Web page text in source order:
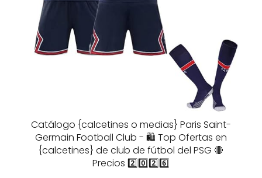
Catálogo {calcetines o medias} Paris Saint-
Germain Football Club - 🛍️ Top Ofertas en
{calcetines} de club de fútbol del PSG 🔴
Precios 2️⃣0️⃣2️⃣6️⃣